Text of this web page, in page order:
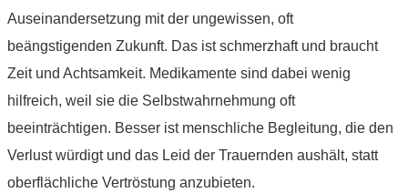
Auseinandersetzung mit der ungewissen, oft
beängstigenden Zukunft. Das ist schmerzhaft und braucht
Zeit und Achtsamkeit. Medikamente sind dabei wenig
hilfreich, weil sie die Selbstwahrnehmung oft
beeinträchtigen. Besser ist menschliche Begleitung, die den
Verlust würdigt und das Leid der Trauernden aushält, statt
oberflächliche Vertröstung anzubieten.